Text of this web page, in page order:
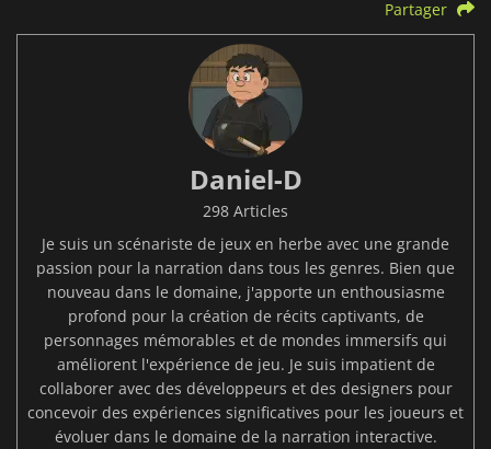
Partager
Daniel-D
298 Articles
Je suis un scénariste de jeux en herbe avec une grande
passion pour la narration dans tous les genres. Bien que
nouveau dans le domaine, j'apporte un enthousiasme
profond pour la création de récits captivants, de
personnages mémorables et de mondes immersifs qui
améliorent l'expérience de jeu. Je suis impatient de
collaborer avec des développeurs et des designers pour
concevoir des expériences significatives pour les joueurs et
évoluer dans le domaine de la narration interactive.